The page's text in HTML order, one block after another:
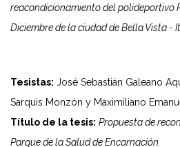
reacondicionamiento del polideportivo
Diciembre de la ciudad de Bella Vista -
Tesistas: José Sebastián Galeano
Sarquis Monzón y Maximiliano
Título de la tesis: Propuesta de
Parque de la Salud de Encarnación.